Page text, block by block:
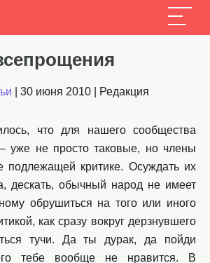
30 июня 2010 Редакция
что для нашего сообщества
уже не просто таковые, но члены
подлежащей критике. Осуждать их
дескать, обычный народ не имеет
обрушиться на того или иного
как сразу вокруг дерзнувшего
тучи. Да ты дурак, да пойди
тебе вообще не нравится. В